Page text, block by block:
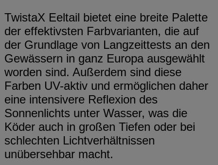
TwistaX Eeltail bietet eine breite Palette
der effektivsten Farbvarianten, die auf
der Grundlage von Langzeittests an den
Gewässern in ganz Europa ausgewählt
worden sind. Außerdem sind diese
Farben UV-aktiv und ermöglichen daher
eine intensivere Reflexion des
Sonnenlichts unter Wasser, was die
Köder auch in großen Tiefen oder bei
schlechten Lichtverhältnissen
unübersehbar macht.